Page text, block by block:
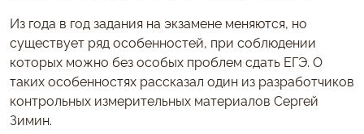
Из года в год задания на экзамене меняются, но
существует ряд особенностей, при соблюдении
которых можно без особых проблем сдать ЕГЭ. О
таких особенностях рассказал один из разработчиков
контрольных измерительных материалов Сергей
Зимин.